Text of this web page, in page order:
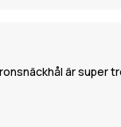
är super